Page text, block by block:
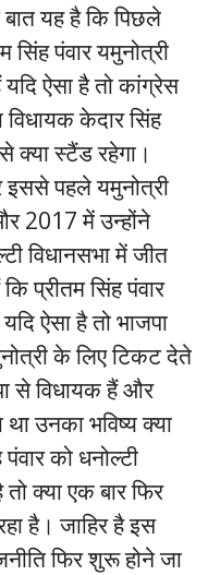
यह है कि पिछले
सिंह पंवार यमुनोत्री
ऐसा है तो कांग्रेस
केदार सिंह
क्या स्टैंड रहेगा।
इससे पहले यमुनोत्री
2017 में उन्होंने
विधानसभा में जीत
प्रीतम सिंह पंवार
ऐसा है तो भाजपा
के लिए टिकट देते
से विधायक हैं और
उनका भविष्य क्या
को धनोल्टी
क्या एक बार फिर
है। जाहिर है इस
फिर शुरू होने जा